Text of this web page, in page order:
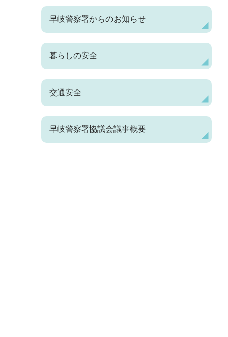
早岐警察署からのお知らせ
暮らしの安全
交通安全
早岐警察署協議会議事概要